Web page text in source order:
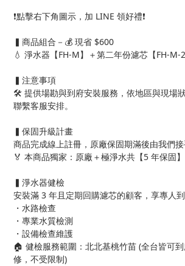
❗點擊右下角圖示，加 LINE 領好禮❗
▍商品組合－💰 現省 $600
💧 淨水器【FH-M】＋第二年份濾芯【FH-M-2
▍注意事項
🛠️ 提供場勘與到府安裝服務，依地區與現場
聯繫客服安排。
▍保固升級計畫
商品完成線上註冊，原廠保固期滿後由我們接
🏅 本商品獨家：原廠＋極淨水共【5 年保固】
▍淨水器健檢
安裝滿 3 年且定期回購濾芯的顧客，享專人到
・水路檢查
・專業水質檢測
・設備檢查維護
🏠 健檢服務範圍：北北基桃竹苗 (全台皆可
修，不受限制)